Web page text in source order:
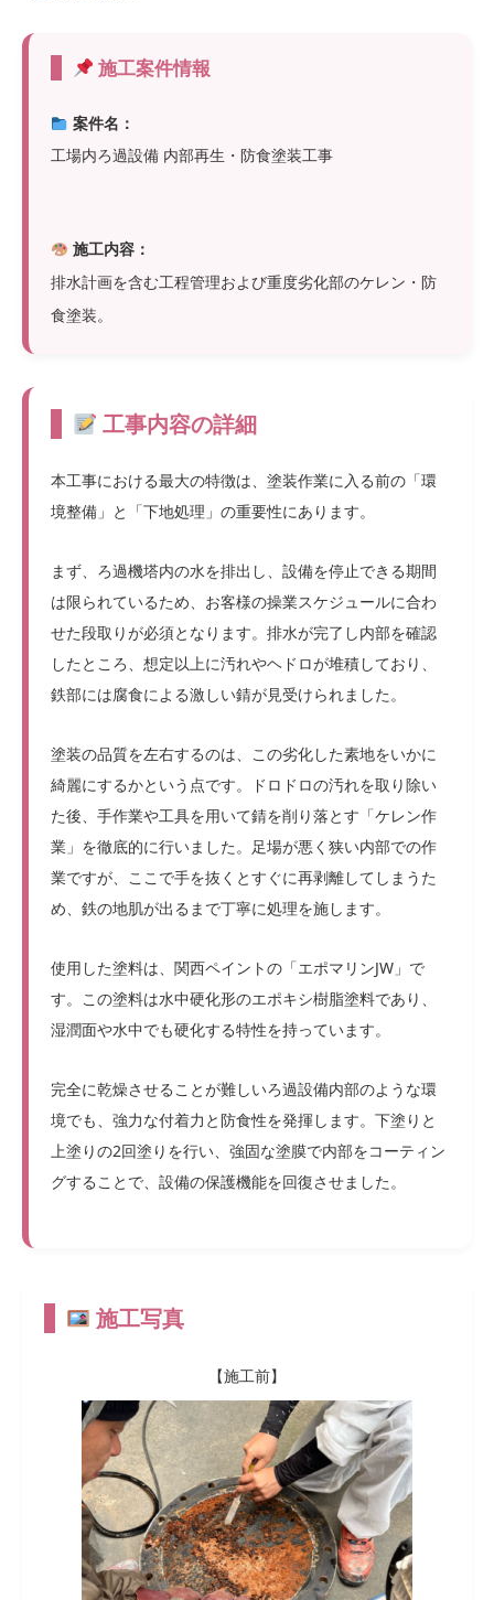
施工案件情報
案件名：
工場内ろ過設備 内部再生・防食塗装工事
施工内容：
排水計画を含む工程管理および重度劣化部のケレン・防
食塗装。
工事内容の詳細
本工事における最大の特徴は、塗装作業に入る前の「環
境整備」と「下地処理」の重要性にあります。
まず、ろ過機塔内の水を排出し、設備を停止できる期間
は限られているため、お客様の操業スケジュールに合わ
せた段取りが必須となります。排水が完了し内部を確認
したところ、想定以上に汚れやヘドロが堆積しており、
鉄部には腐食による激しい錆が見受けられました。
塗装の品質を左右するのは、この劣化した素地をいかに
綺麗にするかという点です。ドロドロの汚れを取り除い
た後、手作業や工具を用いて錆を削り落とす「ケレン作
業」を徹底的に行いました。足場が悪く狭い内部での作
業ですが、ここで手を抜くとすぐに再剥離してしまうた
め、鉄の地肌が出るまで丁寧に処理を施します。
使用した塗料は、関西ペイントの「エポマリンJW」で
す。この塗料は水中硬化形のエポキシ樹脂塗料であり、
湿潤面や水中でも硬化する特性を持っています。
完全に乾燥させることが難しいろ過設備内部のような環
境でも、強力な付着力と防食性を発揮します。下塗りと
上塗りの2回塗りを行い、強固な塗膜で内部をコーティン
グすることで、設備の保護機能を回復させました。
施工写真
【施工前】